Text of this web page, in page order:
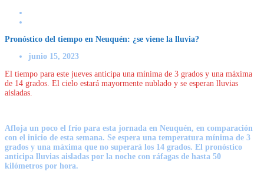
Pronóstico del tiempo en Neuquén: ¿se viene la lluvia?
junio 15, 2023
El tiempo para este jueves anticipa una mínima de 3 grados y una máxima
de 14 grados. El cielo estará mayormente nublado y se esperan lluvias
aisladas.
Afloja un poco el frío para esta jornada en Neuquén, en comparación
con el inicio de esta semana. Se espera una temperatura mínima de 3
grados y una máxima que no superará los 14 grados. El pronóstico
anticipa lluvias aisladas por la noche con ráfagas de hasta 50
kilómetros por hora.